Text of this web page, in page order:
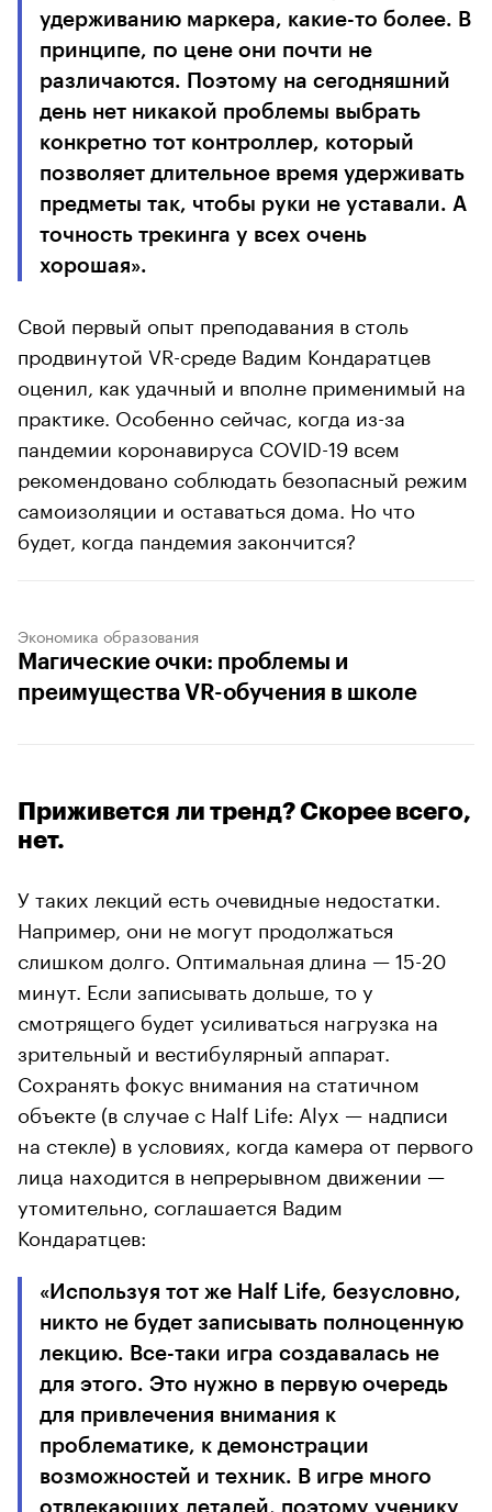
удерживанию маркера, какие-то более. В
принципе, по цене они почти не
различаются. Поэтому на сегодняшний
день нет никакой проблемы выбрать
конкретно тот контроллер, который
позволяет длительное время удерживать
предметы так, чтобы руки не уставали. А
точность трекинга у всех очень
хорошая».
Свой первый опыт преподавания в столь
продвинутой VR-среде Вадим Кондаратцев
оценил, как удачный и вполне применимый на
практике. Особенно сейчас, когда из-за
пандемии коронавируса COVID-19 всем
рекомендовано соблюдать безопасный режим
самоизоляции и оставаться дома. Но что
будет, когда пандемия закончится?
Экономика образования
Магические очки: проблемы и
преимущества VR-обучения в школе
Приживется ли тренд? Скорее всего,
нет.
У таких лекций есть очевидные недостатки.
Например, они не могут продолжаться
слишком долго. Оптимальная длина — 15-20
минут. Если записывать дольше, то у
смотрящего будет усиливаться нагрузка на
зрительный и вестибулярный аппарат.
Сохранять фокус внимания на статичном
объекте (в случае с Half Life: Alyx — надписи
на стекле) в условиях, когда камера от первого
лица находится в непрерывном движении —
утомительно, соглашается Вадим
Кондаратцев:
«Используя тот же Half Life, безусловно,
никто не будет записывать полноценную
лекцию. Все-таки игра создавалась не
для этого. Это нужно в первую очередь
для привлечения внимания к
проблематике, к демонстрации
возможностей и техник. В игре много
отвлекающих деталей, поэтому ученику